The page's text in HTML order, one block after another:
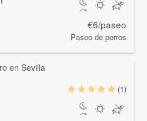
€6/paseo
Paseo de perros
(1)